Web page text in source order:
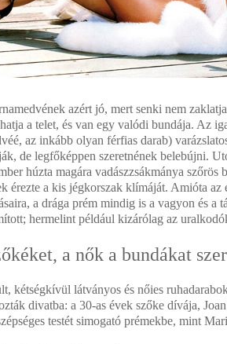
azért jó, mert senki nem
a telet, és van egy valódi bundája. Az
az inkább olyan férfias darab)
de legfőképpen szeretnének belebújni.
húzta magára vadászzsákmánya szőrös
érezte a kis jégkorszak klímáját. Amióta az
a drága prém mindig is a vagyon és a
hermelint például kizárólag az
a nők a bundákat
kétségkívül látványos és nőies
divatba: a 30-as évek szőke dívája,
testét simogató prémekbe, mint